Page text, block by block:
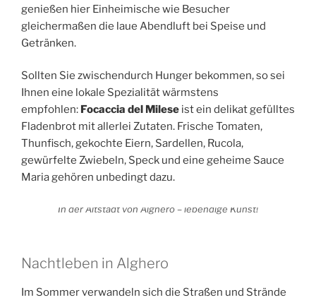
genießen hier Einheimische wie Besucher
gleichermaßen die laue Abendluft bei Speise und
Getränken.
Sollten Sie zwischendurch Hunger bekommen, so sei
Ihnen eine lokale Spezialität wärmstens
empfohlen: Focaccia del Milese ist ein delikat gefülltes
Fladenbrot mit allerlei Zutaten. Frische Tomaten,
Thunfisch, gekochte Eiern, Sardellen, Rucola,
gewürfelte Zwiebeln, Speck und eine geheime Sauce
Maria gehören unbedingt dazu.
In der Altstadt von Alghero – lebendige Kunst!
Nachtleben in Alghero
Im Sommer verwandeln sich die Straßen und Strände